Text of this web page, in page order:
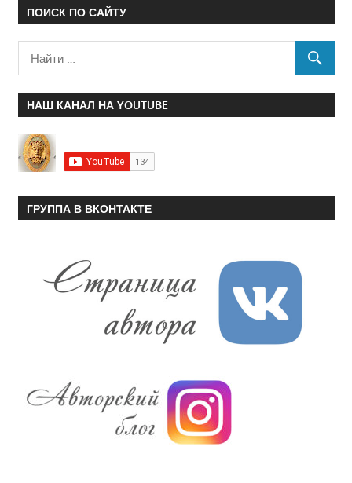
ПОИСК ПО САЙТУ
НАШ КАНАЛ НА YOUTUBE
ГРУППА В ВКОНТАКТЕ